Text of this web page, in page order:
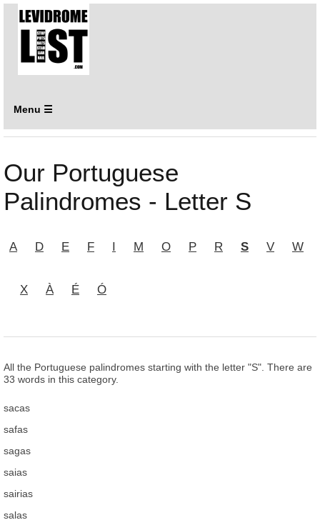
Menu ☰
Our Portuguese
Palindromes - Letter S
A D E F I M O P R S V W
X À É Ó
All the Portuguese palindromes starting with the letter "S". There are
33 words in this category.
sacas
safas
sagas
saias
sairias
salas